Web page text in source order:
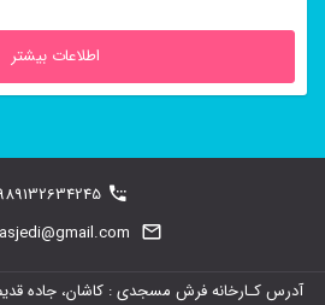
اطلاعات بیشتر
آدرس کـارخانه فرش مسجدی : کاشان، جاده